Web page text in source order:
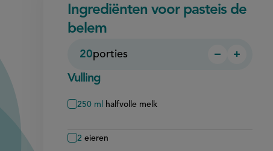
Ingrediënten voor pasteis de
belem
20porties
Persoon
−
Persoon
+
Vulling
250 ml halfvolle melk
2 eieren